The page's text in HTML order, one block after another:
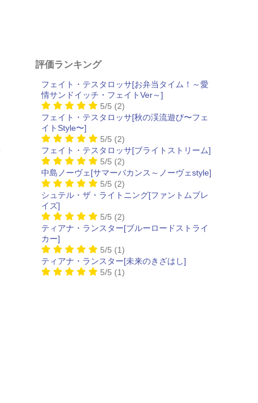
評価ランキング
フェイト・テスタロッサ[お弁当タイム！～愛
情サンドイッチ・フェイトVer～]
5/5 (2)
フェイト・テスタロッサ[秋の渓流遊び〜フェ
イトStyle〜]
5/5 (2)
フェイト・テスタロッサ[ブライトストリーム]
5/5 (2)
中島ノーヴェ[サマーバカンス～ノーヴェstyle]
5/5 (2)
シュテル・ザ・ライトニング[ファントムブレ
イズ]
5/5 (2)
ティアナ・ランスター[ブルーロードストライ
カー]
5/5 (1)
ティアナ・ランスター[未来のきざはし]
5/5 (1)